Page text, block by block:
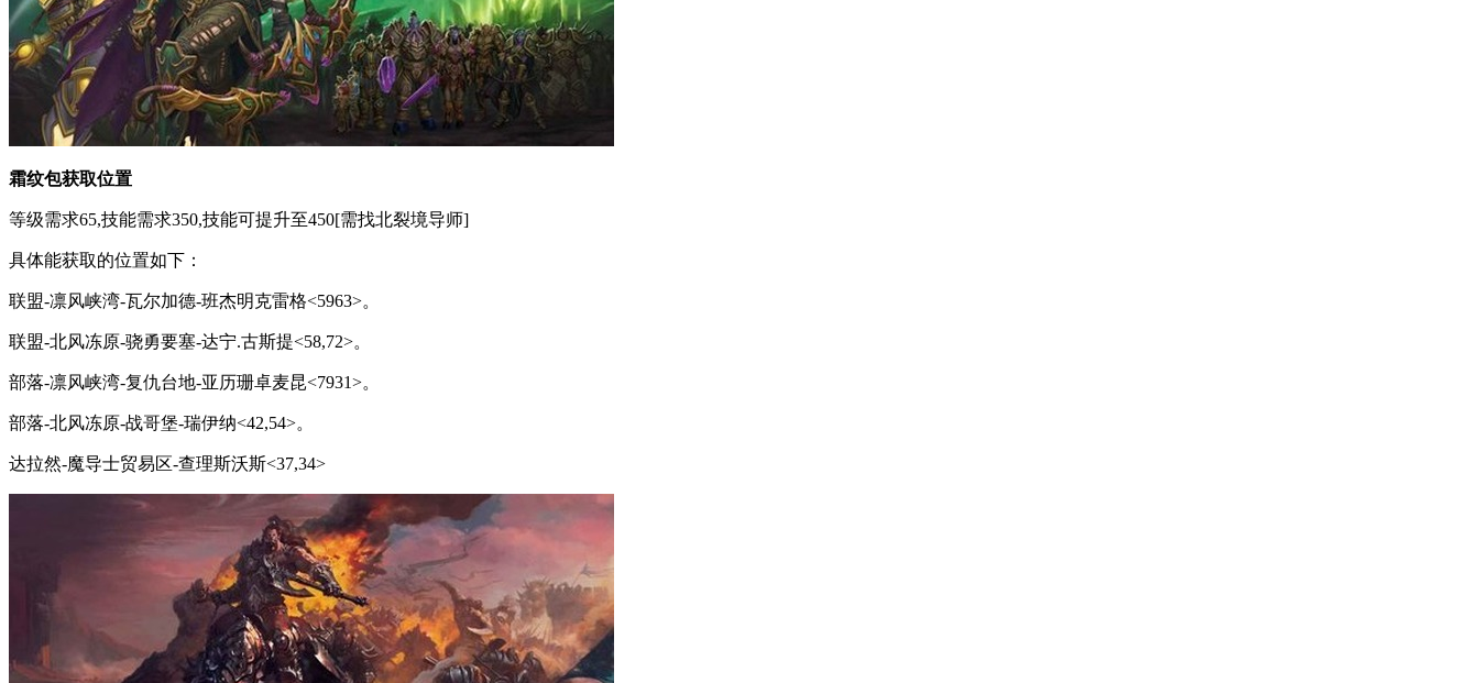
霜纹包获取位置
等级需求65,技能需求350,技能可提升至450[需找北裂境导师]
具体能获取的位置如下：
联盟-凛风峡湾-瓦尔加德-班杰明克雷格<5963>。
联盟-北风冻原-骁勇要塞-达宁.古斯提<58,72>。
部落-凛风峡湾-复仇台地-亚历珊卓麦昆<7931>。
部落-北风冻原-战哥堡-瑞伊纳<42,54>。
达拉然-魔导士贸易区-查理斯沃斯<37,34>